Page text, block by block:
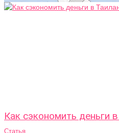
Как сэкономить деньги
Статья